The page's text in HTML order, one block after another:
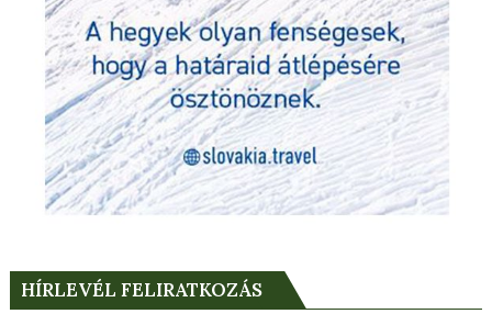
HÍRLEVÉL FELIRATKOZÁS